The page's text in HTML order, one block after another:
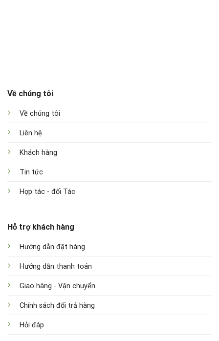
Về chúng tôi
Về chúng tôi
Liên hệ
Khách hàng
Tin tức
Hợp tác - đối Tác
Hỗ trợ khách hàng
Hướng dẫn đặt hàng
Hướng dẫn thanh toán
Giao hàng - Vận chuyển
Chính sách đổi trả hàng
Hỏi đáp